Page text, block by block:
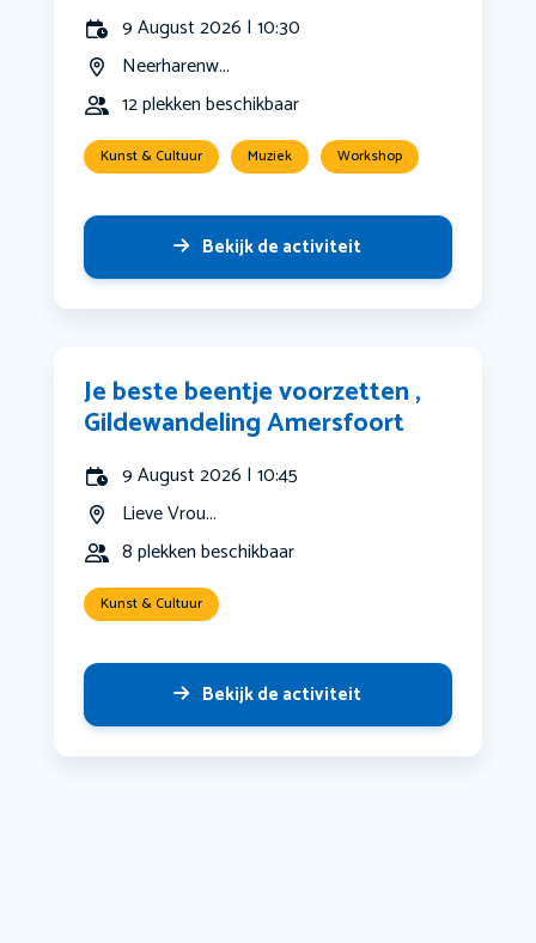
9 August 2026 | 10:30
Neerharenw...
12 plekken beschikbaar
Kunst & Cultuur Muziek Workshop
Bekijk de activiteit
Je beste beentje voorzetten ,
Gildewandeling Amersfoort
9 August 2026 | 10:45
Lieve Vrou...
8 plekken beschikbaar
Kunst & Cultuur
Bekijk de activiteit